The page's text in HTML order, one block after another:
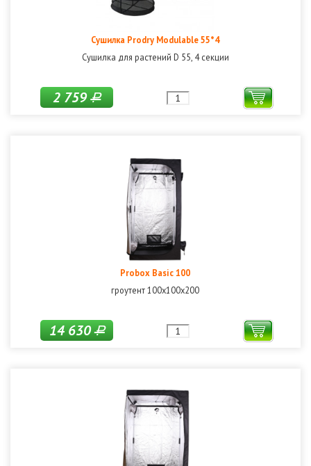
Сушилка Prodry Modulable 55*4
Сушилка для растений D 55, 4 секции
2 759Р
Probox Basic 100
гроутент 100х100х200
14 630Р